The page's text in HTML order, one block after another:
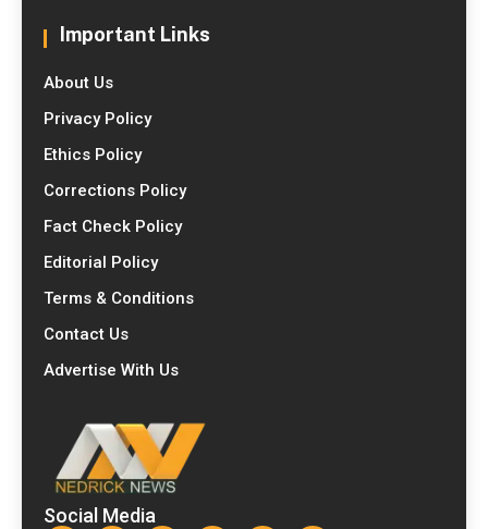
Important Links
About Us
Privacy Policy
Ethics Policy
Corrections Policy
Fact Check Policy
Editorial Policy
Terms & Conditions
Contact Us
Advertise With Us
Social Media